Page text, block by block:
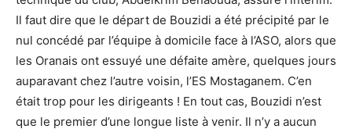
Il faut dire que le départ de Bouzidi a été précipité par le
nul concédé par l’équipe à domicile face à l’ASO, alors que
les Oranais ont essuyé une défaite amère, quelques jours
auparavant chez l’autre voisin, l’ES Mostaganem. C’en
était trop pour les dirigeants ! En tout cas, Bouzidi n’est
que le premier d’une longue liste à venir. Il n’y a aucun